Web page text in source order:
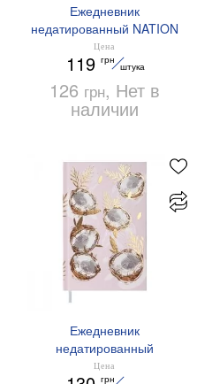
Ежедневник
недатированный NATION
A6 BUROMAX BM.2625
Цена
119 грн
штука
126 грн, Нет в
наличии
Ежедневник
недатированный
PARADISE A6 Buromax
Цена
грн